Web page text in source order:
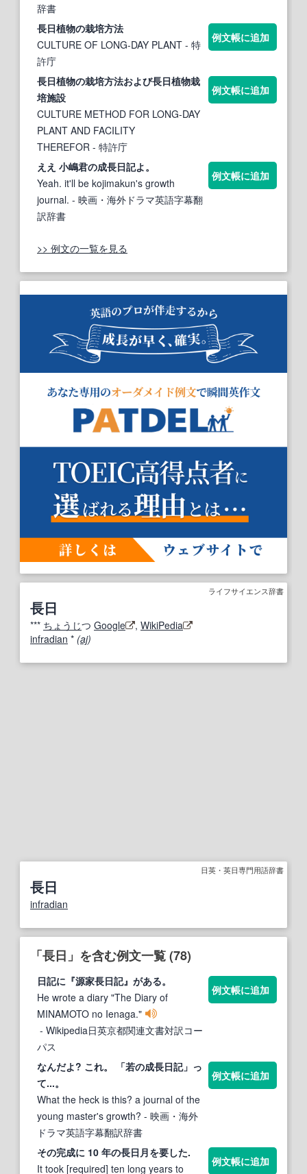
辞書
長日植物の栽培方法
CULTURE OF LONG-DAY PLANT - 特
許庁
例文帳に追加
長日植物の栽培方法および長日植物栽
培施設
CULTURE METHOD FOR LONG-DAY
PLANT AND FACILITY
THEREFOR - 特許庁
例文帳に追加
ええ 小嶋君の成長日記よ。
Yeah. it'll be kojimakun's growth
journal. - 映画・海外ドラマ英語字幕翻
訳辞書
例文帳に追加
>> 例文の一覧を見る
ライフサイエンス辞書
長日
*** ちょうじつ Google , WikiPedia
infradian * (aj)
日英・英日専門用語辞書
長日
infradian
「長日」を含む例文一覧 (78)
日記に『源家長日記』がある。
He wrote a diary "The Diary of
MINAMOTO no Ienaga."
- Wikipedia日英京都関連文書対訳コー
パス
例文帳に追加
なんだよ? これ。 「若の成長日記」っ
て...。
What the heck is this? a journal of the
young master's growth? - 映画・海外
ドラマ英語字幕翻訳辞書
例文帳に追加
その完成に 10 年の長日 月を要した.
It took [required] ten long years to
例文帳に追加